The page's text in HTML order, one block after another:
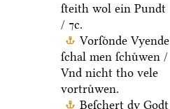
ſteith wol ein Pundt
/ ⁊c.
Vorſoͤnde Vyende
ſchal men ſchuͤwen /
Vnd nicht tho vele
vortruͤwen.
Beſchert dy Godt